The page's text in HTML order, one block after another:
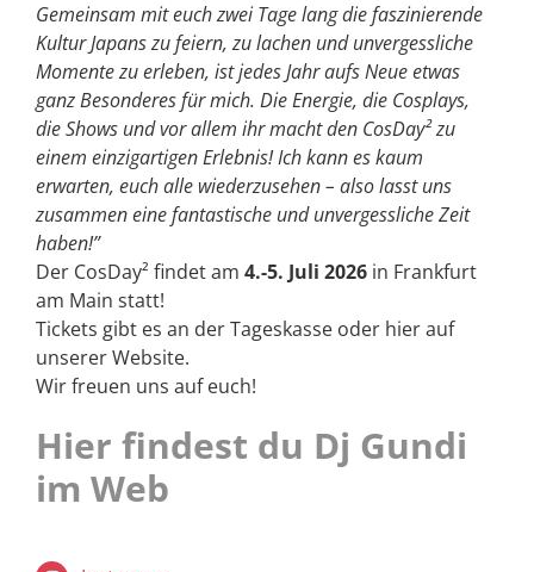
Gemeinsam mit euch zwei Tage lang die faszinierende
Kultur Japans zu feiern, zu lachen und unvergessliche
Momente zu erleben, ist jedes Jahr aufs Neue etwas
ganz Besonderes für mich. Die Energie, die Cosplays,
die Shows und vor allem ihr macht den CosDay² zu
einem einzigartigen Erlebnis! Ich kann es kaum
erwarten, euch alle wiederzusehen – also lasst uns
zusammen eine fantastische und unvergessliche Zeit
haben!”
Der CosDay² findet am 4.-5. Juli 2026in Frankfurt
am Main statt!
Tickets gibt es an der Tageskasse oder hier auf
unserer Website.
Wir freuen uns auf euch!
Hier findest du Dj Gundi
im Web